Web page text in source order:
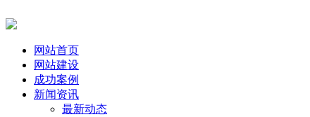
网站首页
网站建设
成功案例
新闻资讯
最新动态